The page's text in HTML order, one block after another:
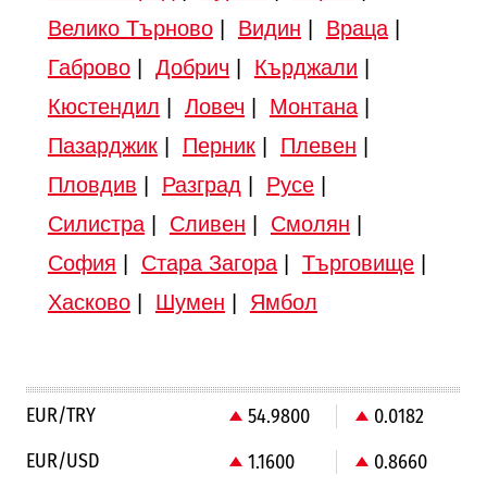
Велико Търново| Видин Враца|
Габрово| Добрич Кърджали
Кюстендил
Ловеч Монтана|
Пазарджик| Перник| Плевен
Пловдив
Разград Русе|
Силистра| Сливен Смолян
София
Стара Загора| Търговище|
Хасково| Шумен Ямбол
EUR/TRY 54.9800
0.0182
EUR/USD
1.1600 0.8660